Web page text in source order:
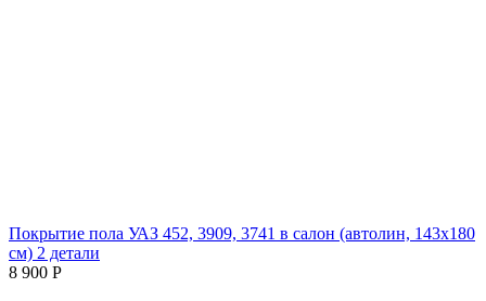
Покрытие пола УАЗ 452, 3909, 3741 в салон (автолин, 143х180
см) 2 детали
8 900 Р